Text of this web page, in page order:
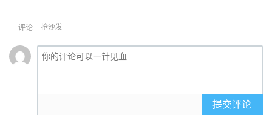
评论 抢沙发
提交评论